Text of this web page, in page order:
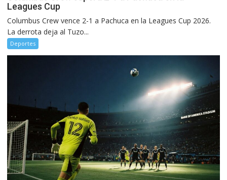
Leagues Cup
Columbus Crew vence 2-1 a Pachuca en la Leagues Cup 2026.
La derrota deja al Tuzo...
Deportes